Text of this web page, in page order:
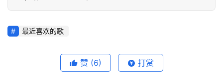
最近喜欢的歌
赞 (6) 打赏